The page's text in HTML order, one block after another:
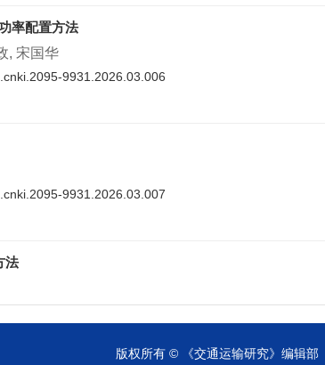
率配置方法
, 宋国华
9931.2026.03.006
9931.2026.03.007
法
版权所有 © 《交通运输研究》编辑部